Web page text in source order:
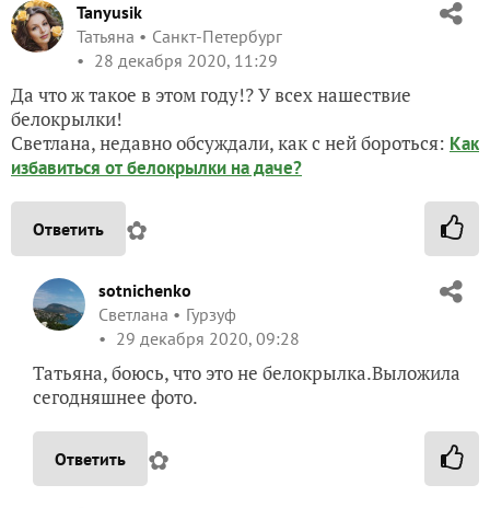
Tanyusik
Татьяна
Санкт-Петербург
28 декабря 2020, 11:29
Да что ж такое в этом году!? У всех нашествие
белокрылки!
Светлана, недавно обсуждали, как с ней бороться: Как
избавиться от белокрылки на даче?
Ответить ✿
sotnichenko
Светлана
Гурзуф
29 декабря 2020, 09:28
Татьяна, боюсь, что это не белокрылка.Выложила
сегодняшнее фото.
Ответить ✿